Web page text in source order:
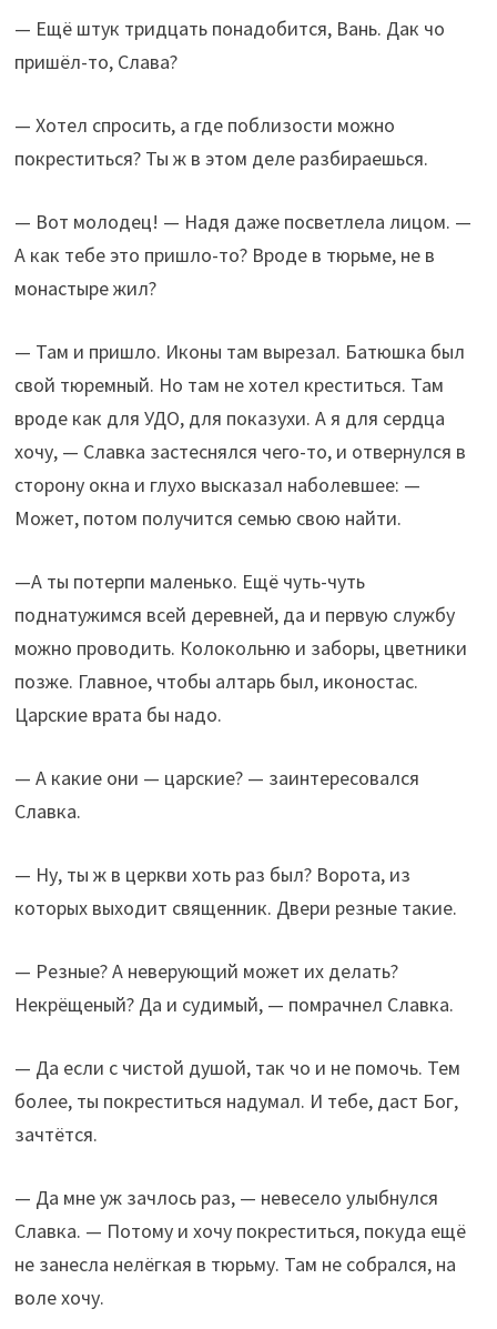
— Ещё штук тридцать понадобится, Вань. Дак чо
пришёл-то, Слава?
— Хотел спросить, а где поблизости можно
покреститься? Ты ж в этом деле разбираешься.
— Вот молодец! — Надя даже посветлела лицом. —
А как тебе это пришло-то? Вроде в тюрьме, не в
монастыре жил?
— Там и пришло. Иконы там вырезал. Батюшка был
свой тюремный. Но там не хотел креститься. Там
вроде как для УДО, для показухи. А я для сердца
хочу, — Славка застеснялся чего-то, и отвернулся в
сторону окна и глухо высказал наболевшее: —
Может, потом получится семью свою найти.
—А ты потерпи маленько. Ещё чуть-чуть
поднатужимся всей деревней, да и первую службу
можно проводить. Колокольню и заборы, цветники
позже. Главное, чтобы алтарь был, иконостас.
Царские врата бы надо.
— А какие они — царские? — заинтересовался
Славка.
— Ну, ты ж в церкви хоть раз был? Ворота, из
которых выходит священник. Двери резные такие.
— Резные? А неверующий может их делать?
Некрёщеный? Да и судимый, — помрачнел Славка.
— Да если с чистой душой, так чо и не помочь. Тем
более, ты покреститься надумал. И тебе, даст Бог,
зачтётся.
— Да мне уж зачлось раз, — невесело улыбнулся
Славка. — Потому и хочу покреститься, покуда ещё
не занесла нелёгкая в тюрьму. Там не собрался, на
воле хочу.